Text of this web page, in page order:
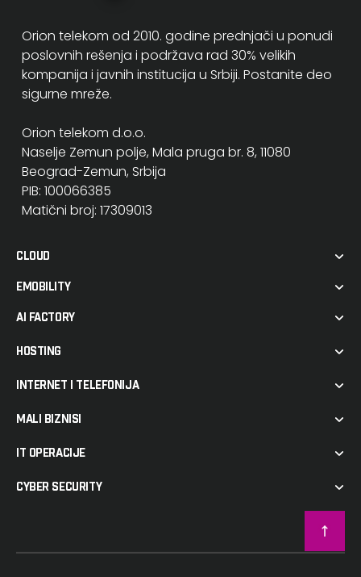
a
p
r
v
a
t
o
s
t
i
Orion telekom od 2010. godine prednjači u ponudi
poslovnih rešenja i podržava rad 30% velikih
kompanija i javnih institucija u Srbiji. Postanite deo
sigurne mreže.
Orion telekom d.o.o.
Naselje Zemun polje, Mala pruga br. 8, 11080
Beograd-Zemun, Srbija
PIB: 100066385
Matični broj: 17309013
CLOUD
EMOBILITY
AI FACTORY
HOSTING
INTERNET I TELEFONIJA
MALI BIZNISI
IT OPERACIJE
CYBER SECURITY